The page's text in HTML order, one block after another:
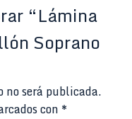
“Lámina
Soprano
no será publicada.
con *